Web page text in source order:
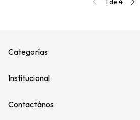
Categorías
Institucional
Contactános